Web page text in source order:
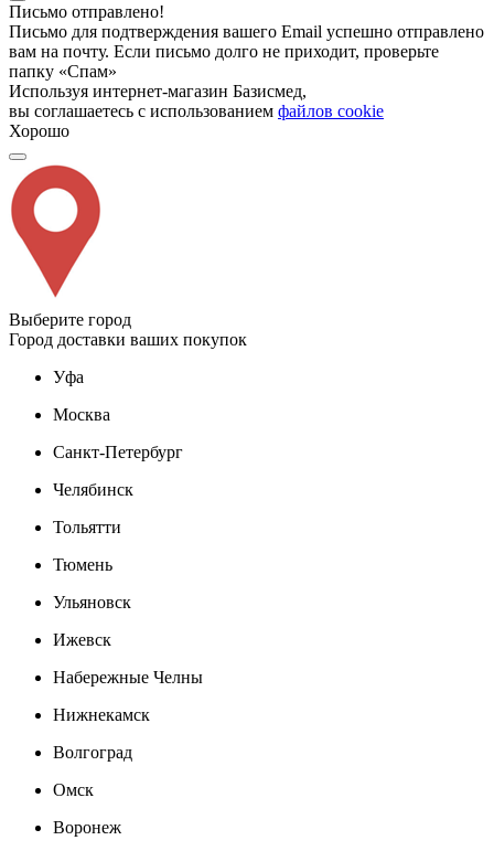
Письмо отправлено!
Письмо для подтверждения вашего Email успешно отправлено
вам на почту. Если письмо долго не приходит, проверьте
папку «Спам»
Используя интернет-магазин Базисмед,
вы соглашаетесь с использованием файлов cookie
Хорошо
Выберите город
Город доставки ваших покупок
Уфа
Москва
Санкт-Петербург
Челябинск
Тольятти
Тюмень
Ульяновск
Ижевск
Набережные Челны
Нижнекамск
Волгоград
Омск
Воронеж